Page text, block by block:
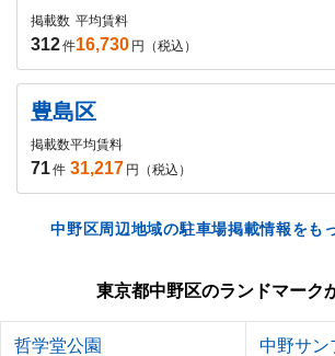
掲載数
312件
平均賃料
16,730 円（税込）
豊島区
掲載数
71件
平均賃料
31,217 円（税込）
中野区周辺地域の駐車場掲載情報をも
東京都中野区のランドマーク
哲学堂公園 中野サン